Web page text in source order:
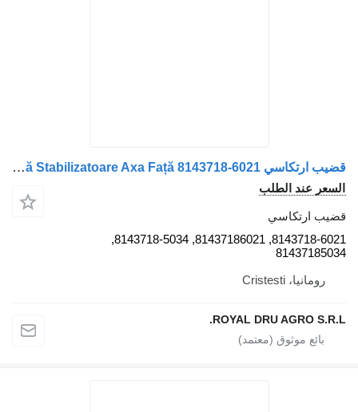
قضيب ارتكاسي Legătură Bară Stabilizatoare Axa Față 8143718-6021 لـ الشاحنات MAN 13768 E.S. P.P. 4347
السعر عند الطلب
قضيب ارتكاسي
8143718-6021, 81437186021, 8143718-5034,
81437185034
رومانيا، Cristesti
ROYAL DRU AGRO S.R.L.